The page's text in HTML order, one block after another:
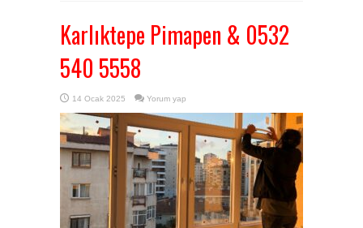
Karlıktepe Pimapen & 0532
540 5558
14 Ocak 2025 Yorum yap